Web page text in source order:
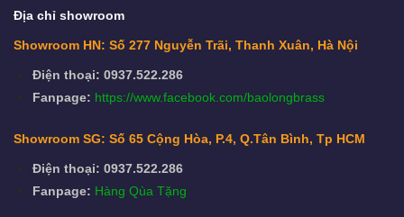
Địa chỉ showroom
Showroom HN: Số 277 Nguyễn Trãi, Thanh Xuân, Hà Nội
Điện thoại: 0937.522.286
Fanpage: https://www.facebook.com/baolongbrass
Showroom SG: Số 65 Cộng Hòa, P.4, Q.Tân Bình, Tp HCM
Điện thoại: 0937.522.286
Fanpage: Hàng Qùa Tặng